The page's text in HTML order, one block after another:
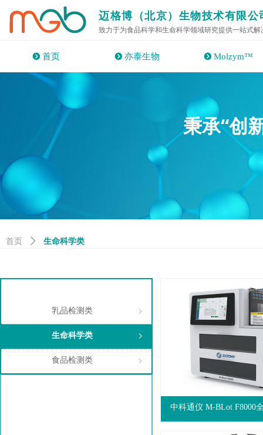
뀹 首页 뀹 亦泰生物 뀹 Molzym™
迈格博（北京）生物技术有限公
致力于为食品科学和生命科学领域研究提供一站式解
ꁇ
乳品检测类
ꁇ
生命科学类
ꁇ
食品检测类
中科通仪 M-BLot F8000
首页 ꄲ 生命科学类
秉承“创